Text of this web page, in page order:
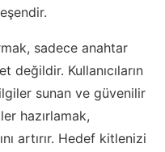
sadece anahtar
Kullanıcıların
sunan ve güvenilir
hazırlamak,
artırır. Hedef kitlenizi